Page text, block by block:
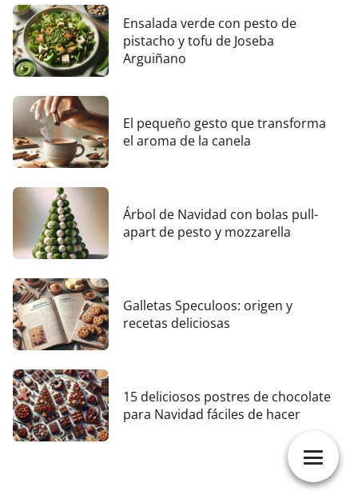
Ensalada verde con pesto de
pistacho y tofu de Joseba
Arguiñano
El pequeño gesto que transforma
el aroma de la canela
Árbol de Navidad con bolas pull-
apart de pesto y mozzarella
Galletas Speculoos: origen y
recetas deliciosas
15 deliciosos postres de chocolate
para Navidad fáciles de hacer